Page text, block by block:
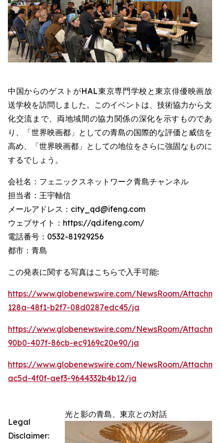
中国からのゲストがHAL東京専門学校と東京俳優映画放
送学校を訪問しました。このイベントは、技術協力から文
化交流まで、両地域間の協力関係の深化を示すものであ
り、「世界映画都」としての青島の国際的な評価と威信を
高め、「世界映画都」としての地位をさらに強固なものに
するでしょう。
会社名：フェニックスネットワーク青島チャンネル
担当者：王宇軸信
メールアドレス：city_qd@ifeng.com
ウェブサイト：https://qd.ifeng.com/
電話番号：0532-81929256
都市：青島
この発表に関する写真はこちらで入手可能:
https://www.globenewswire.com/NewsRoom/
128a-48f1-b2f7-08d0287edc45/ja
https://www.globenewswire.com/NewsRoom/
90b0-407f-86cb-ec9169c20e90/ja
https://www.globenewswire.com/NewsRoom/
ac5d-4f0f-aef3-9644332b4b12/ja
光と影の青島、東京との対話
Legal
Disclaimer: